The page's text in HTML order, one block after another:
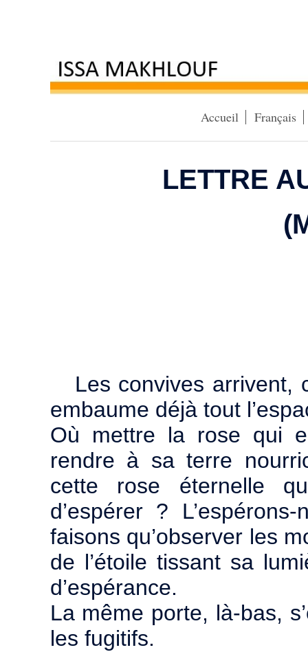
Accueil Français
LETTRE
Les convives arrivent,
embaume déjà tout
Où mettre la rose qui
rendre à sa terre
cette rose éternelle
d’espérer ?
faisons qu’observer les
de l’étoile tissant sa
d’espérance.
La même porte, là-bas,
les fugitifs.